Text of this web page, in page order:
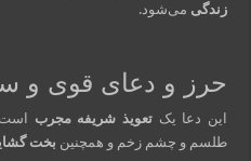
زندگی می‌شود.
حرز و دعای قوی و
این دعا یکتعویذ شریفه مجرب
طلسم و چشم زخم و همچنین بخت